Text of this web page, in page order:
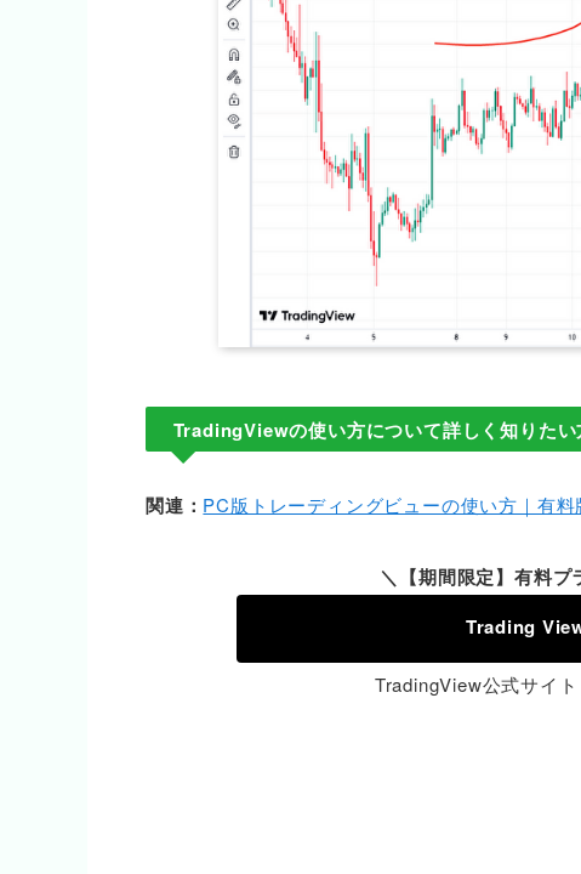
TradingViewの使い方について詳しく知りたい
関連： PC版トレーディングビューの使い方｜有
＼【期間限定】有料プ
Trading
TradingView公式サイト